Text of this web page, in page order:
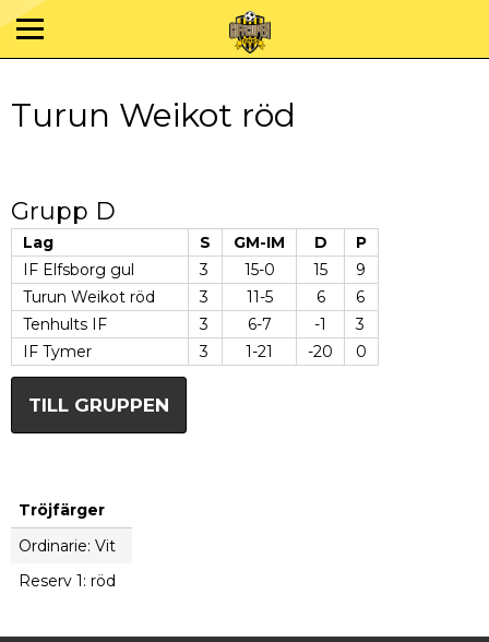
Turun Weikot röd
Grupp D
Lag S GM-IM D
P
IF Elfsborg gul
3 15-0 15
9
Turun Weikot röd
3 11-5 6
6
Tenhults IF
3 6-7 -1
3
IF Tymer
3 1-21 -20 0
TILL GRUPPEN
Tröjfärger
Ordinarie: Vit
Reserv 1: röd